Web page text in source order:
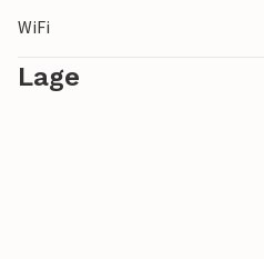
WiFi
Lage